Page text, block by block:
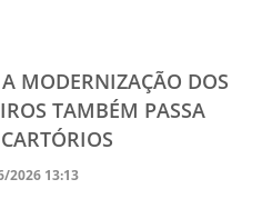
MODERNIZAÇÃO DOS
TAMBÉM PASSA
2026 13:13